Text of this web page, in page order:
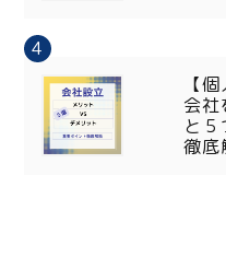
【
会社
と
徹底